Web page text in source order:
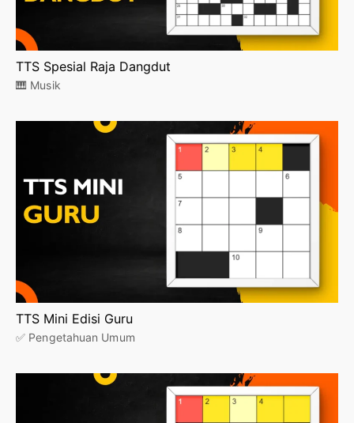
TTS Spesial Raja Dangdut
🎹 Musik
TTS Mini Edisi Guru
✅ Pengetahuan Umum